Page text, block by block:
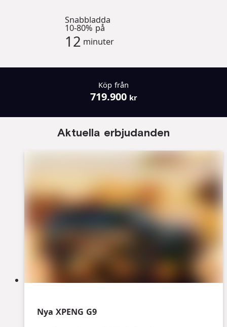
Snabbladda
10-80% på
12 minuter
Köp från
719.900kr
Aktuella erbjudanden
Nya XPENG G9